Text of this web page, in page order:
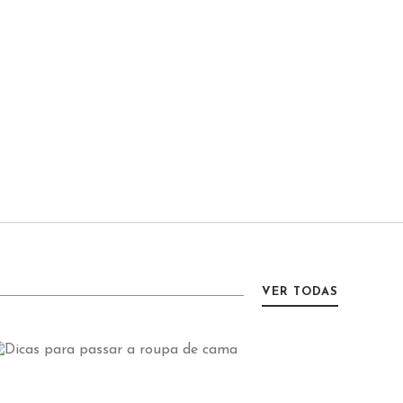
VER TODAS